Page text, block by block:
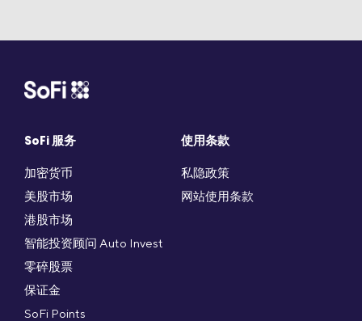
SoFi 服务
加密货币
美股市场
港股市场
智能投资顾问 Auto Invest
零碎股票
保证金
SoFi Points
使用条款
私隐政策
网站使用条款